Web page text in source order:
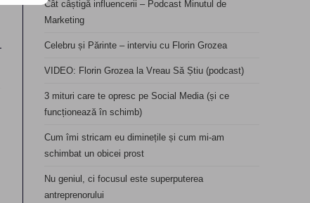
Cât câștigă influencerii – Podcast Minutul de
Marketing
Celebru și Părinte – interviu cu Florin Grozea
VIDEO: Florin Grozea la Vreau Să Știu (podcast)
3 mituri care te opresc pe Social Media (și ce
funcționează în schimb)
Cum îmi stricam eu diminețile și cum mi-am
schimbat un obicei prost
Nu geniul, ci focusul este superputerea
antreprenorului